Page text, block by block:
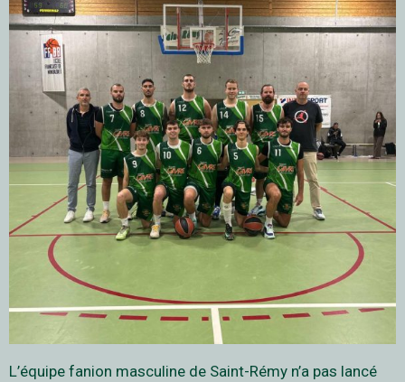
L’équipe fanion masculine de Saint-Rémy n’a pas lancé